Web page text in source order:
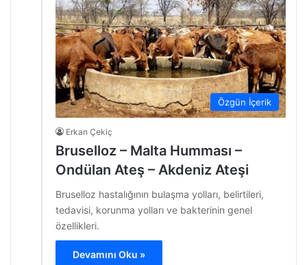
Özgün İçerik
Erkan Çekiç
Bruselloz – Malta Humması –
Ondülan Ateş – Akdeniz Ateşi
Bruselloz hastalığının bulaşma yolları, belirtileri,
tedavisi, korunma yolları ve bakterinin genel
özellikleri.
Devamını Oku »